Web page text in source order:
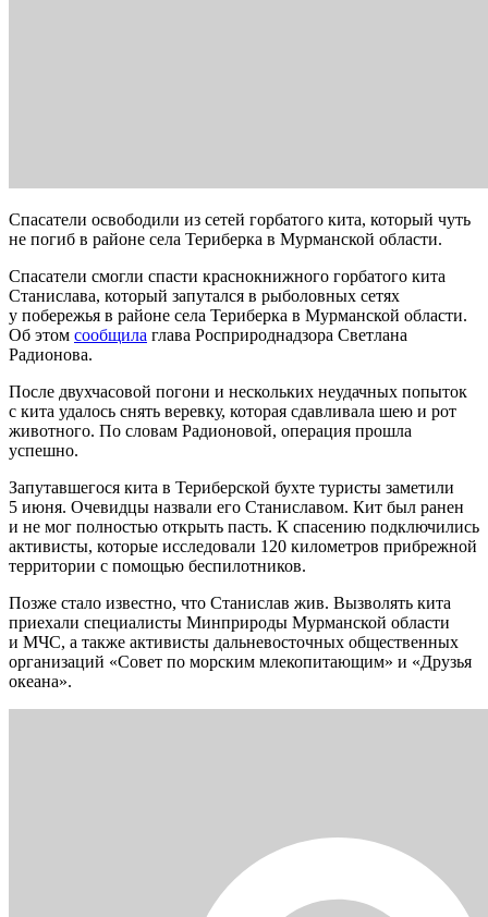
Спасатели освободили из сетей горбатого кита, который чуть
не погиб в районе села Териберка в Мурманской области.
Спасатели смогли спасти краснокнижного горбатого кита
Станислава, который запутался в рыболовных сетях
у побережья в районе села Териберка в Мурманской области.
Об этом сообщила глава Росприроднадзора Светлана
Радионова.
После двухчасовой погони и нескольких неудачных попыток
с кита удалось снять веревку, которая сдавливала шею и рот
животного. По словам Радионовой, операция прошла
успешно.
Запутавшегося кита в Териберской бухте туристы заметили
5 июня. Очевидцы назвали его Станиславом. Кит был ранен
и не мог полностью открыть пасть. К спасению подключились
активисты, которые исследовали 120 километров прибрежной
территории с помощью беспилотников.
Позже стало известно, что Станислав жив. Вызволять кита
приехали специалисты Минприроды Мурманской области
и МЧС, а также активисты дальневосточных общественных
организаций «Совет по морским млекопитающим» и «Друзья
океана».